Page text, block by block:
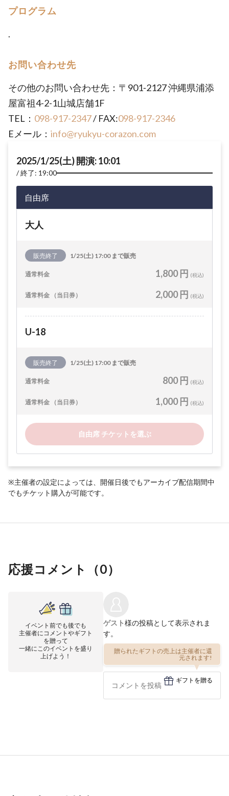
プログラム
.
お問い合わせ先
その他のお問い合わせ先：〒901‐2127 沖縄県浦添
屋富祖4-2-1山城店舗1F
TEL： 098-917-2347/ FAX:098-917-2346
Eメール： info@ryukyu-corazon.com
2025/1/25(土) 開演: 10:01
終了: 19:00
自由席
大人
販売終了 1/25(土) 17:00 まで販売
通常料金 1,800 円 (税込)
通常料金 （当日券） 2,000 円 (税込)
U-18
販売終了 1/25(土) 17:00 まで販売
通常料金 800 円 (税込)
通常料金 （当日券） 1,000 円 (税込)
自由席 チケットを選ぶ
※主催者の設定によっては、開催日後でもアーカイブ配信期間中
でもチケット購入が可能です。
応援コメント（0）
イベント前でも後でも
主催者にコメントやギフト
を贈って
一緒にこのイベントを盛り
上げよう！
ゲスト様の投稿として表示されま
す。
贈られたギフトの売上は主催者に還
元されます!
ギフトを贈る